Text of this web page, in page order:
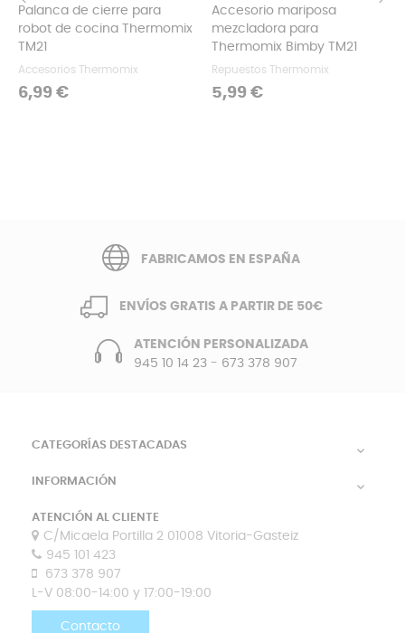
Palanca de cierre para
robot de cocina Thermomix
TM21
Accesorios Thermomix
Precio
6,99 €
Accesorio mariposa
mezcladora para
Thermomix Bimby TM21
Repuestos Thermomix
Precio
5,99 €
‹
FABRICAMOS EN ESPAÑA
ENVÍOS GRATIS A PARTIR DE 50€
ATENCIÓN PERSONALIZADA
945 10 14 23- 673 378 907
CATEGORÍAS DESTACADAS 
INFORMACIÓN 
ATENCIÓN AL CLIENTE
C/Micaela Portilla 2 01008 Vitoria-Gasteiz
945 101 423
673 378 907
L-V 08:00-14:00 y 17:00-19:00
Contacto